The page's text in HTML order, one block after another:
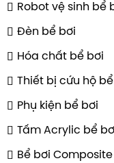
Robot vệ sinh bể
Đèn bể bơi
Hóa chất bể bơi
Thiết bị cứu hộ
Phụ kiện bể bơi
Tấm Acrylic bể
Bể bơi Composite